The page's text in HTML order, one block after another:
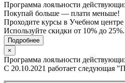
Программа лояльности
Покупай больше — плати меньше!
Проходите курсы в Учебном центре
Используйте скидки от 10% до 25%.
Подробнее
×
Программа лояльности
С 20.10.2021 работает следующая